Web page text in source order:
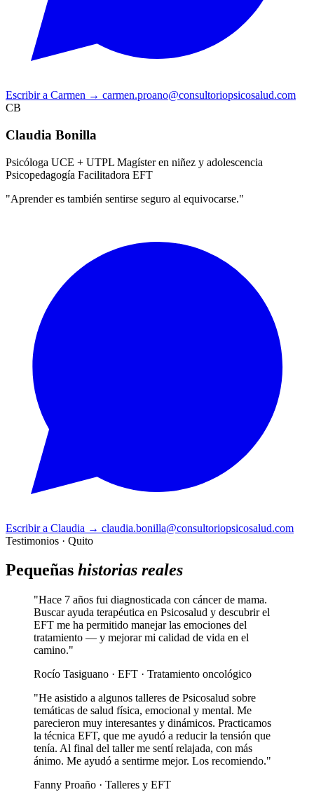
Escribir a Carmen → carmen.proano@consultoriopsicosalud.com
CB
Claudia Bonilla
Psicóloga UCE + UTPL Magíster en niñez y adolescencia
Psicopedagogía Facilitadora EFT
"Aprender es también sentirse seguro al equivocarse."
Escribir a Claudia → claudia.bonilla@consultoriopsicosalud.com
Testimonios · Quito
Pequeñas historias reales
"Hace 7 años fui diagnosticada con cáncer de mama.
Buscar ayuda terapéutica en Psicosalud y descubrir el
EFT me ha permitido manejar las emociones del
tratamiento — y mejorar mi calidad de vida en el
camino."
Rocío Tasiguano · EFT · Tratamiento oncológico
"He asistido a algunos talleres de Psicosalud sobre
temáticas de salud física, emocional y mental. Me
parecieron muy interesantes y dinámicos. Practicamos
la técnica EFT, que me ayudó a reducir la tensión que
tenía. Al final del taller me sentí relajada, con más
ánimo. Me ayudó a sentirme mejor. Los recomiendo."
Fanny Proaño · Talleres y EFT